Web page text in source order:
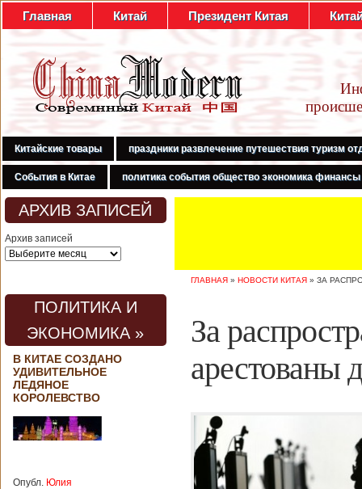
Главная Китай Президент Китая
Китайские товары праздники развлечение путешествия туризм
События в Китае политика события общество экономика финансы
АРХИВ ЗАПИСЕЙ
Архив записей
ПОЛИТИКА И
ЭКОНОМИКА »
В КИТАЕ СОЗДАНО
УДИВИТЕЛЬНОЕ
ЛЕДЯНОЕ
КОРОЛЕВСТВО
Опубл. Юлия
ГЛАВНАЯ » НОВОСТИ КИТАЯ » ЗА
За
арестованы